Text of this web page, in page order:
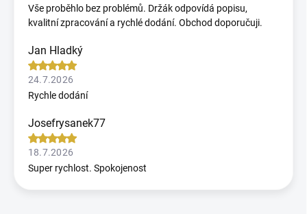
Vše proběhlo bez problémů. Držák odpovídá popisu,
kvalitní zpracování a rychlé dodání. Obchod doporučuji.
Jan Hladký
24.7.2026
Rychle dodání
Josefrysanek77
18.7.2026
Super rychlost. Spokojenost